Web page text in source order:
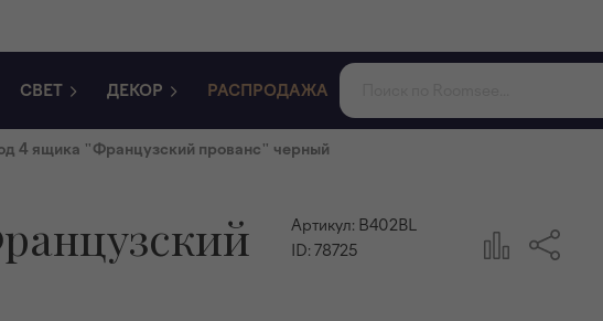
СВЕТ ДЕКОР РАСПРОДАЖА
4 ящика "Французский прованс" черный
Артикул: В402BL
ID: 78725